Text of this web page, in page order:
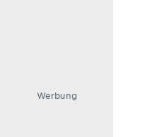
Werbung